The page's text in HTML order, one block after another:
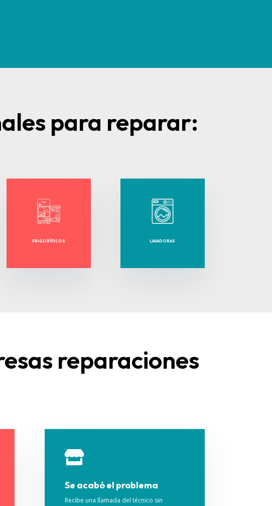
para reparar:
FRIGORÍFICOS LAVADORAS
reparaciones

Se acabó el problema
Recibe una llamada del técnico sin